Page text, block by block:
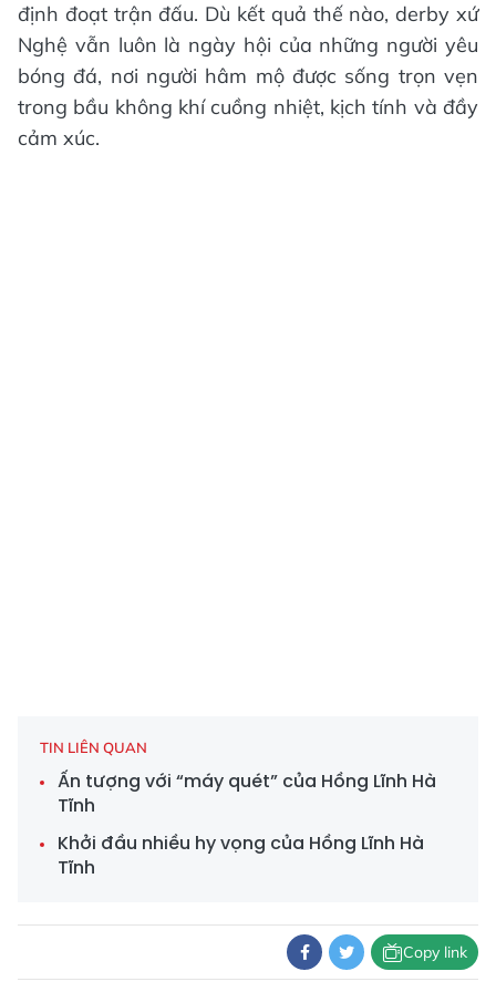
định đoạt trận đấu. Dù kết quả thế nào, derby xứ
Nghệ vẫn luôn là ngày hội của những người yêu
bóng đá, nơi người hâm mộ được sống trọn vẹn
trong bầu không khí cuồng nhiệt, kịch tính và đầy
cảm xúc.
TIN LIÊN QUAN
Ấn tượng với “máy quét” của Hồng Lĩnh Hà
Tĩnh
Khởi đầu nhiều hy vọng của Hồng Lĩnh Hà
Tĩnh
Copy link